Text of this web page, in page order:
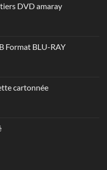
DVD amaray
Format BLU-RAY
cartonnée